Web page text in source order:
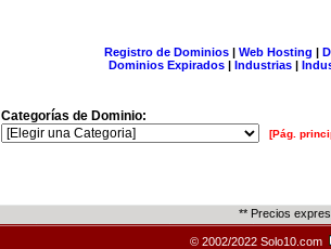
Registro de Dominios| Web Hosting |
Dominios Expirados | Industrias |
Categorías de Dominio:
[Pág.
** Precios
© 2002/2022 Solo10.com